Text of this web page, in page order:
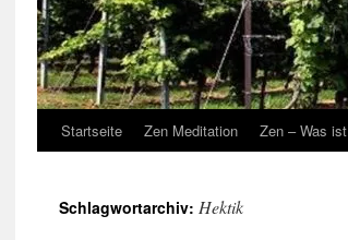
Startseite Zen Meditation Zen – Was
Schlagwortarchiv: Hektik